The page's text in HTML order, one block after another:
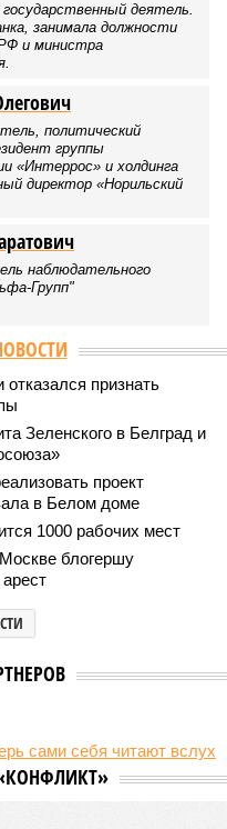
деятель.
занимала должности
и министра
политический
группы
«Интеррос» и холдинга
директор «Норильский
наблюдательного
Групп"
признать
Зеленского в Белград и
проект
в Белом доме
1000 рабочих мест
блогершу